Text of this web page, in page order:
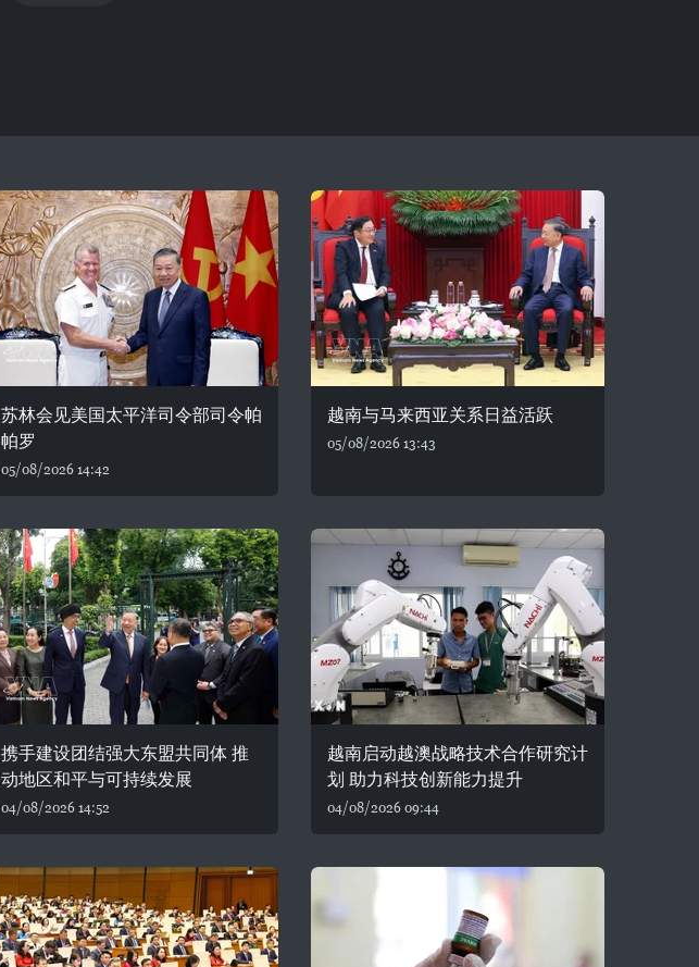
苏林会见美国太平洋司令部司令帕
帕罗
05/08/2026 14:42
越南与马来西亚关系日益活跃
05/08/2026 13:43
携手建设团结强大东盟共同体 推
动地区和平与可持续发展
04/08/2026 14:52
越南启动越澳战略技术合作研究计
划 助力科技创新能力提升
04/08/2026 09:44